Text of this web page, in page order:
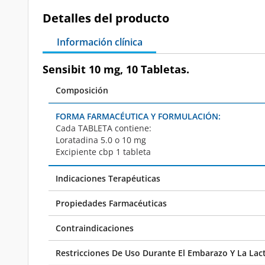
Detalles del producto
Información clínica
Sensibit 10 mg, 10 Tabletas.
Composición
FORMA FARMACÉUTICA Y FORMULACIÓN:
Cada TABLETA contiene:
Loratadina 5.0 o 10 mg
Excipiente cbp 1 tableta
Indicaciones Terapéuticas
Propiedades Farmacéuticas
Contraindicaciones
Restricciones De Uso Durante El Embarazo Y La